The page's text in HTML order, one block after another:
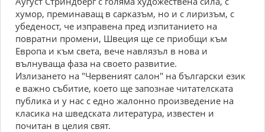
хумор, преминаващ в сарказъм, но и с лиризъм, с
убеденост, че изправена пред изпитанието на
повратни промени, Швеция ще се приобщи към
Европа и към света, вече навлязъл в нова и
вълнуваща фаза на своето развитие.
Излизането на "Червеният салон" на български език
е важно събитие, което ще запознае читателската
публика и у нас с едно жалонно произведение на
класика на шведската литература, известен и
почитан в целия свят.